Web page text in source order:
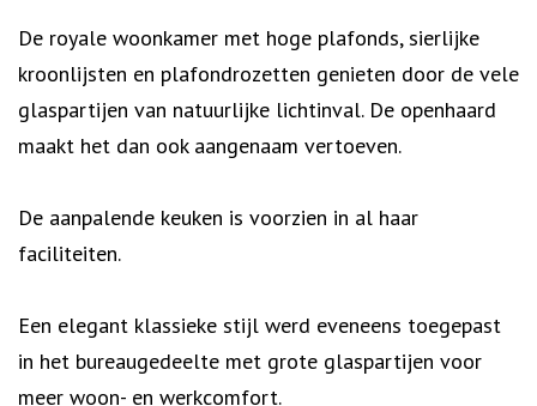
De royale woonkamer met hoge plafonds, sierlijke
kroonlijsten en plafondrozetten genieten door de vele
glaspartijen van natuurlijke lichtinval. De openhaard
maakt het dan ook aangenaam vertoeven.
De aanpalende keuken is voorzien in al haar
faciliteiten.
Een elegant klassieke stijl werd eveneens toegepast
in het bureaugedeelte met grote glaspartijen voor
meer woon- en werkcomfort.